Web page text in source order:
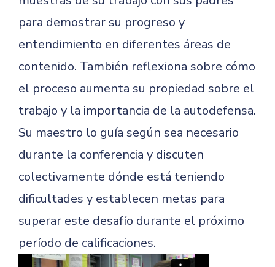
para demostrar su progreso y
entendimiento en diferentes áreas de
contenido. También reflexiona sobre cómo
el proceso aumenta su propiedad sobre el
trabajo y la importancia de la autodefensa.
Su maestro lo guía según sea necesario
durante la conferencia y discuten
colectivamente dónde está teniendo
dificultades y establecen metas para
superar este desafío durante el próximo
período de calificaciones.